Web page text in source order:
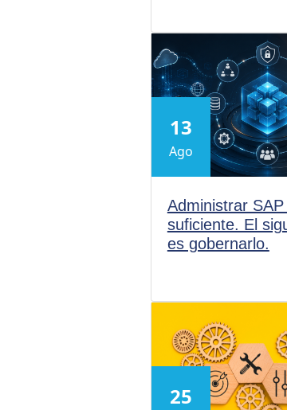
13
Ago
Administrar
suficiente. El
es gobernarlo.
25